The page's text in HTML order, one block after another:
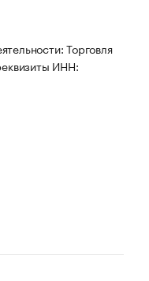
Торговля
ИНН: